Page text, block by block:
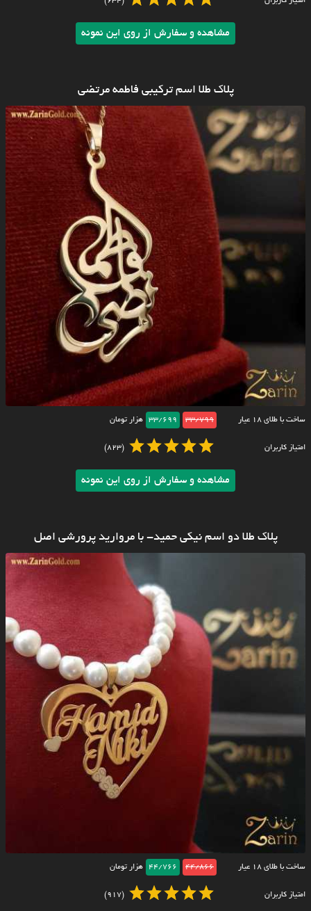
مشاهده و سفارش از روی این نمونه
پلاک طلا اسم ترکیبی فاطمه مرتضی
ساخت با طلای ۱۸ عیار 33/799
33/699 هزار تومان
امتیاز کاربران (823)
مشاهده و سفارش از روی این نمونه
پلاک طلا دو اسم نیکی حمید- با مروارید پرورشی اصل
ساخت با طلای ۱۸ عیار 44/866
44/766 هزار تومان
امتیاز کاربران (917)